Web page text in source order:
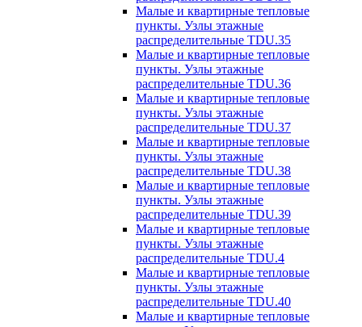
Малые и квартирные тепловые
пункты. Узлы этажные
распределительные TDU.35
Малые и квартирные тепловые
пункты. Узлы этажные
распределительные TDU.36
Малые и квартирные тепловые
пункты. Узлы этажные
распределительные TDU.37
Малые и квартирные тепловые
пункты. Узлы этажные
распределительные TDU.38
Малые и квартирные тепловые
пункты. Узлы этажные
распределительные TDU.39
Малые и квартирные тепловые
пункты. Узлы этажные
распределительные TDU.4
Малые и квартирные тепловые
пункты. Узлы этажные
распределительные TDU.40
Малые и квартирные тепловые